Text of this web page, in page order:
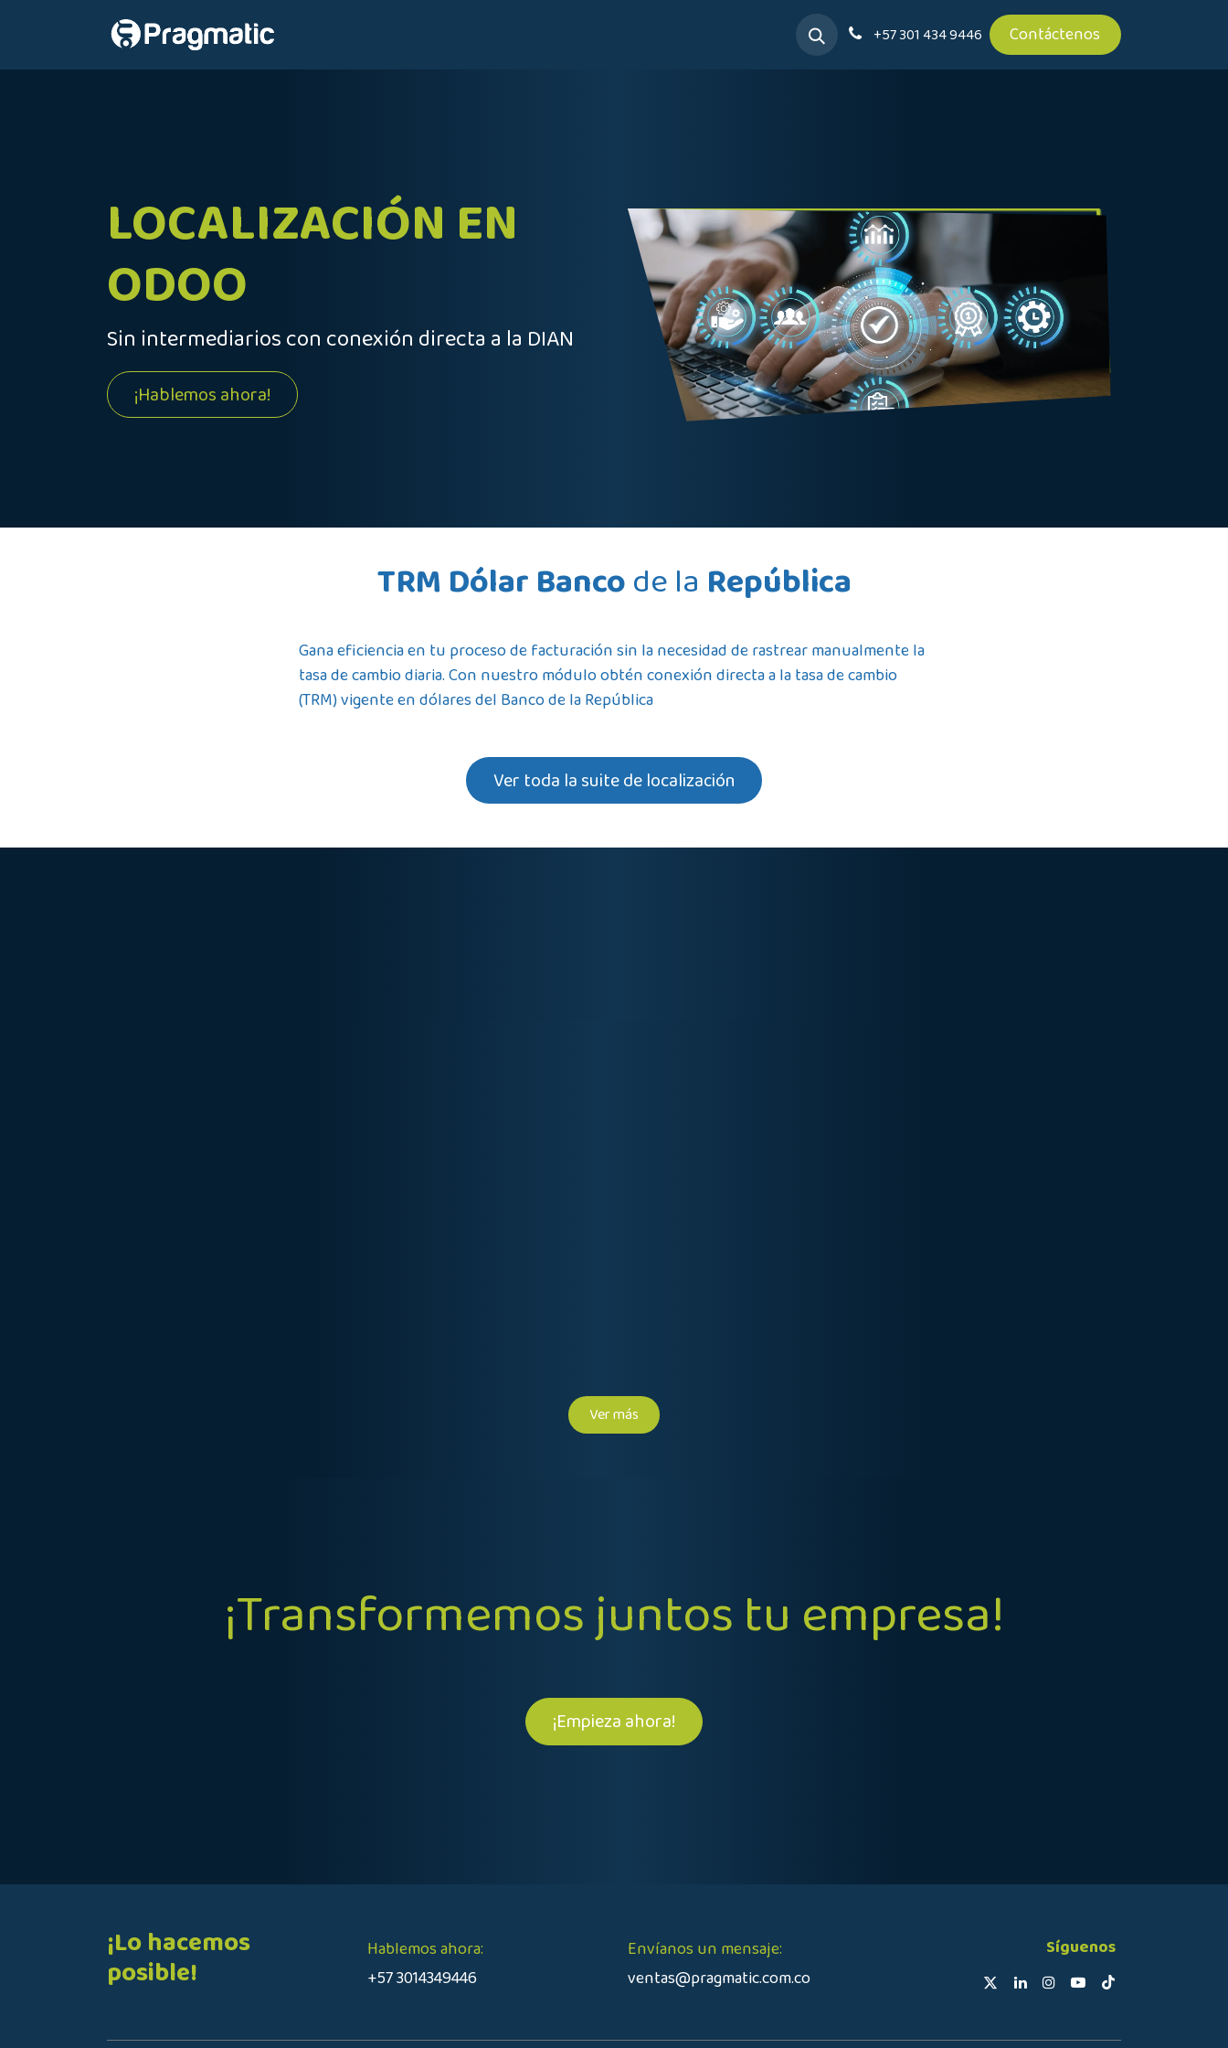
+57 301 434 9446 Contáctenos
LOCALIZACIÓN EN
ODOO
Sin intermediarios con conexión directa a la DIAN
¡Hablemos ahora!
TRM Dólar Bancode la República
Gana eficiencia en tu proceso de facturación sin la necesidad de rastrear manualmente la
tasa de cambio diaria. Con nuestro módulo obtén conexión directa a la tasa de cambio
(TRM) vigente en dólares del Banco de la República
Ver toda la suite de localización
Ver más
​¡Transformemos juntos tu empresa!
¡Empieza ahora!
¡Lo hacemos
posible!
Hablemos ahora:
+57 3014349446
Envíanos un mensaje:
ventas@pragmatic.com.co
Síguenos